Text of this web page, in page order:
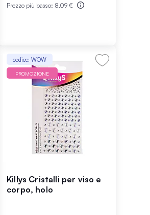
Prezzo più basso: 8,09 €
codice: WOW
PROMOZIONE
Killys Cristalli per viso e
corpo, holo